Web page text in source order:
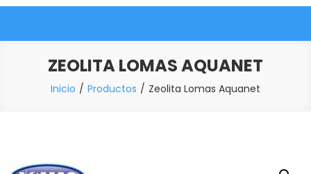
ZEOLITA LOMAS AQUANET
Inicio Productos Zeolita Lomas Aquanet